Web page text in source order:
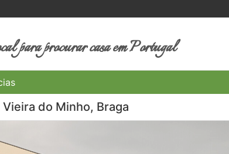
para procurar casa em Portugal
do Minho, Braga